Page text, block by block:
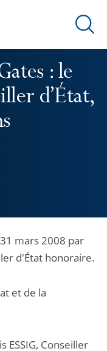
Ouvrir
: le
d’État,
mars 2008 par
d'État honoraire.
et de la
ESSIG, Conseiller